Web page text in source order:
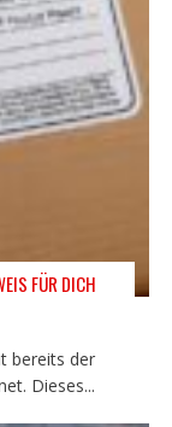
FÜR DICH
bereits der
Dieses...